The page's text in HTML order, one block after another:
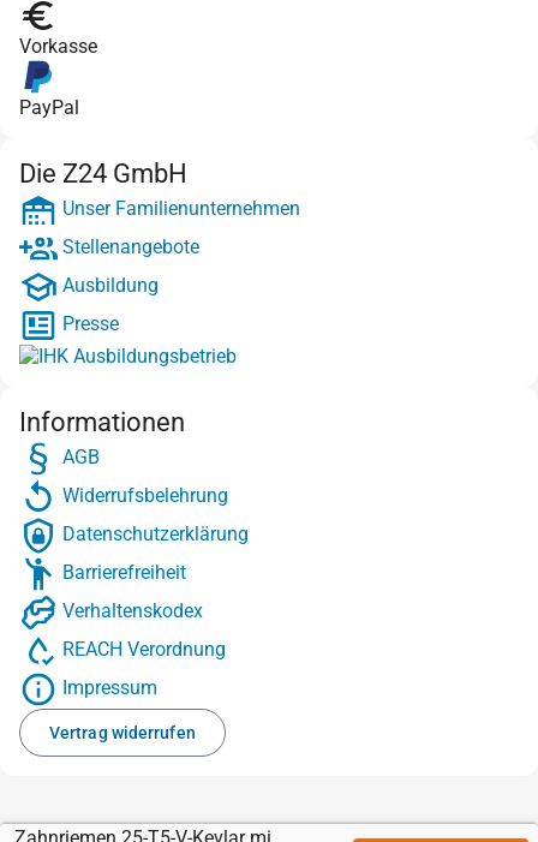
Vorkasse
PayPal
Die Z24 GmbH
Unser Familienunternehmen
Stellenangebote
Ausbildung
Presse
Informationen
AGB
Widerrufsbelehrung
Datenschutzerklärung
Barrierefreiheit
Verhaltenskodex
REACH Verordnung
Impressum
Vertrag widerrufen